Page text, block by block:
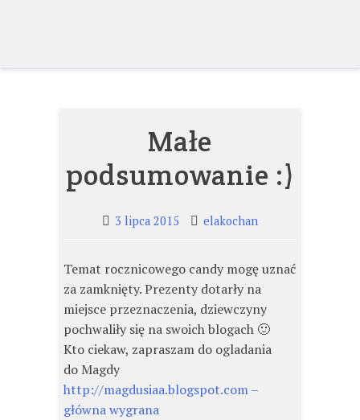
Małe
podsumowanie :)
3 lipca 2015 elakochan
Temat rocznicowego candy mogę uznać
za zamknięty. Prezenty dotarły na
miejsce przeznaczenia, dziewczyny
pochwaliły się na swoich blogach 🙂
Kto ciekaw, zapraszam do ogladania
do Magdy
http://magdusiaa.blogspot.com –
główna wygrana